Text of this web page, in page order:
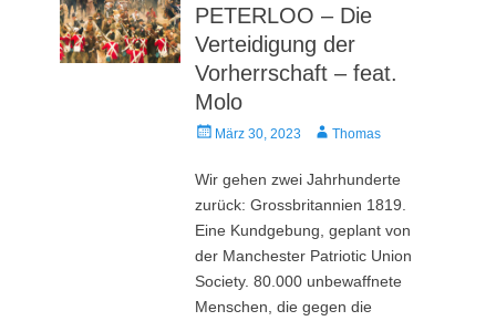
PETERLOO – Die
Verteidigung der
Vorherrschaft – feat.
Molo
Veröffentlicht
März 30, 2023 AutorThomas
Wir gehen zwei Jahrhunderte
zurück: Grossbritannien 1819.
Eine Kundgebung, geplant von
der Manchester Patriotic Union
Society. 80.000 unbewaffnete
Menschen, die gegen die